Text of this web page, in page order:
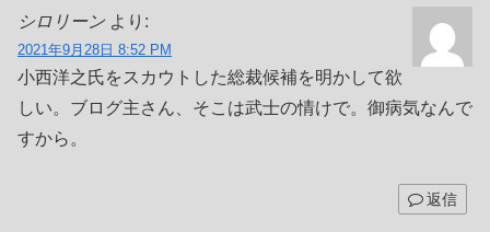
シロリーン より:
2021年9月28日 8:52 PM
小西洋之氏をスカウトした総裁候補を明かして欲
しい。ブログ主さん、そこは武士の情けで。御病気なんで
すから。
返信